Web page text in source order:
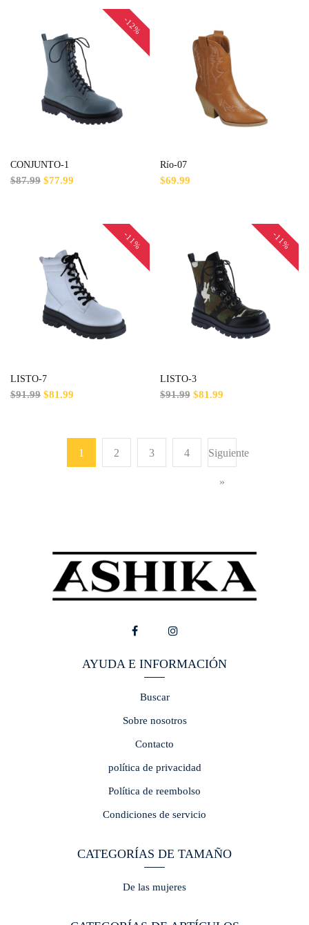
-12%
CONJUNTO-1
$87.99 $77.99
Río-07
$69.99
-11%
LISTO-7
$91.99 $81.99
-11%
LISTO-3
$91.99 $81.99
1 2 3 4 Siguiente
»
AYUDA E INFORMACIÓN
Buscar
Sobre nosotros
Contacto
política de privacidad
Política de reembolso
Condiciones de servicio
CATEGORÍAS DE TAMAÑO
De las mujeres